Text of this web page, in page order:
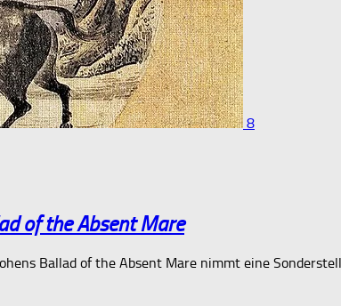
8
of the Absent Mare
Ballad of the Absent Mare nimmt eine